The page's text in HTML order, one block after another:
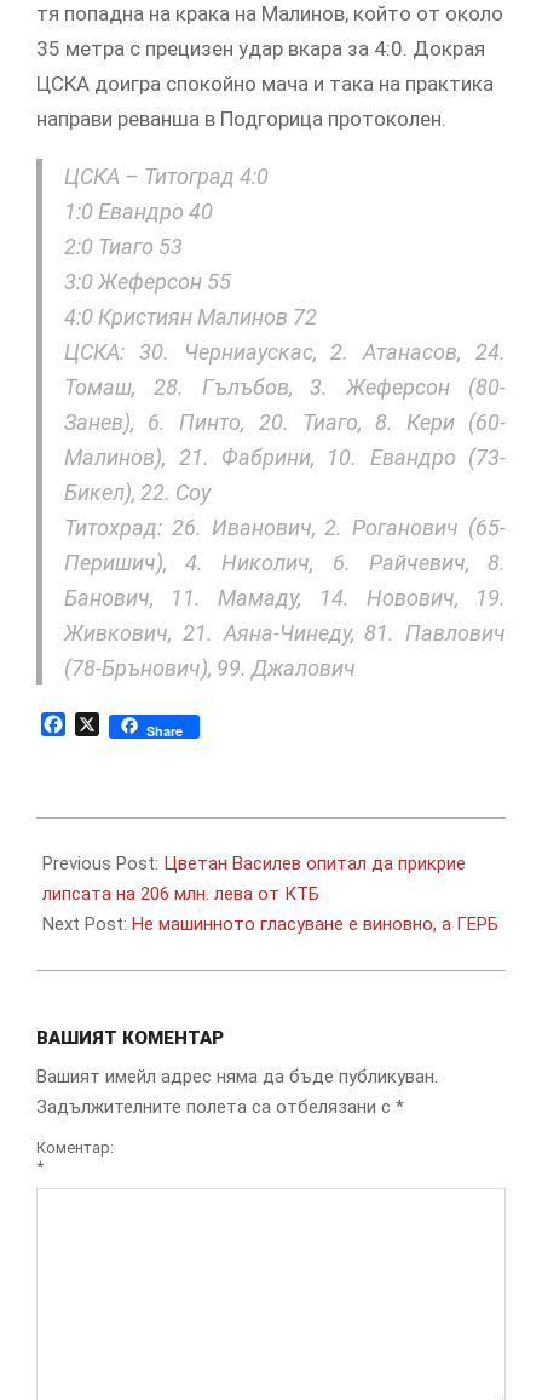
тя попадна на крака на Малинов, който от около
35 метра с прецизен удар вкара за 4:0. Докрая
ЦСКА доигра спокойно мача и така на практика
направи реванша в Подгорица протоколен.
ЦСКА – Титоград 4:0
1:0 Евандро 40
2:0 Тиаго 53
3:0 Жеферсон 55
4:0 Кристиян Малинов 72
ЦСКА: 30. Черниаускас, 2. Атанасов, 24.
Томаш, 28. Гълъбов, 3. Жеферсон (80-
Занев), 6. Пинто, 20. Тиаго, 8. Кери (60-
Малинов), 21. Фабрини, 10. Евандро (73-
Бикел), 22. Соу
Титохрад: 26. Иванович, 2. Роганович (65-
Перишич), 4. Николич, 6. Райчевич, 8.
Банович, 11. Мамаду, 14. Новович, 19.
Живкович, 21. Аяна-Чинеду, 81. Павлович
(78-Брънович), 99. Джалович
Facebook
X Share
07-
09
Previous Post: Цветан Василев опитал да прикрие
липсата на 206 млн. лева от КТБ
Next Post: Не машинното гласуване е виновно, а ГЕРБ
ВАШИЯТ КОМЕНТАР
Вашият имейл адрес няма да бъде публикуван.
Задължителните полета са отбелязани с *
Коментар:
*